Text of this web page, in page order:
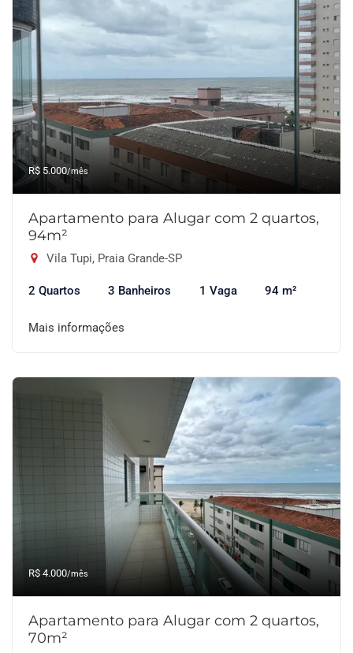
R$ 5.000/mês
Apartamento para Alugar com 2 quartos,
94m²
Vila Tupi, Praia Grande-SP
2 Quartos 3 Banheiros 1 Vaga 94 m²
Mais informações
R$ 4.000/mês
Apartamento para Alugar com 2 quartos,
70m²